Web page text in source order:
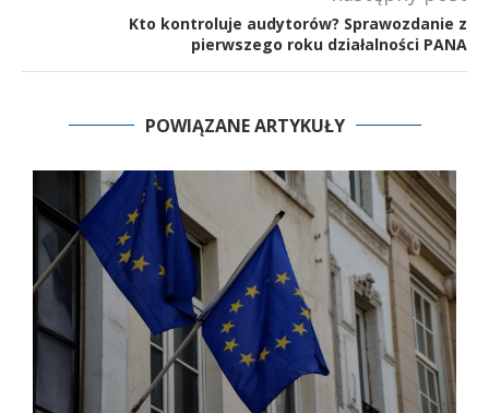
Kto kontroluje audytorów? Sprawozdanie z
pierwszego roku działalności PANA
POWIĄZANE ARTYKUŁY